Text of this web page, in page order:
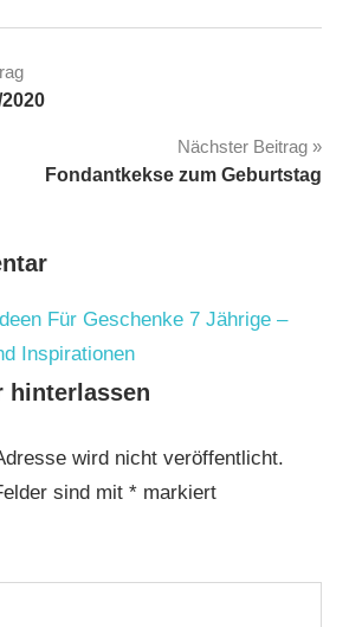
Nächster Beitrag
Fondantkekse zum Geburtstag
Für Geschenke 7 Jährige –
Inspirationen
hinterlassen
wird nicht veröffentlicht.
sind mit * markiert